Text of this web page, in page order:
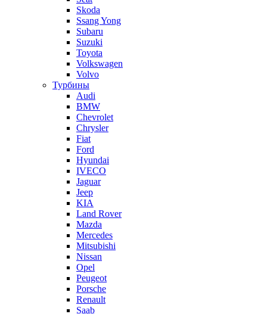
Skoda
Ssang Yong
Subaru
Suzuki
Toyota
Volkswagen
Volvo
Турбины
Audi
BMW
Chevrolet
Chrysler
Fiat
Ford
Hyundai
IVECO
Jaguar
Jeep
KIA
Land Rover
Mazda
Mercedes
Mitsubishi
Nissan
Opel
Peugeot
Porsche
Renault
Saab